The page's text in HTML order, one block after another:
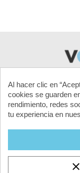
Al hacer clic en
cookies se guarden
rendimiento, redes
tu experiencia en
clear